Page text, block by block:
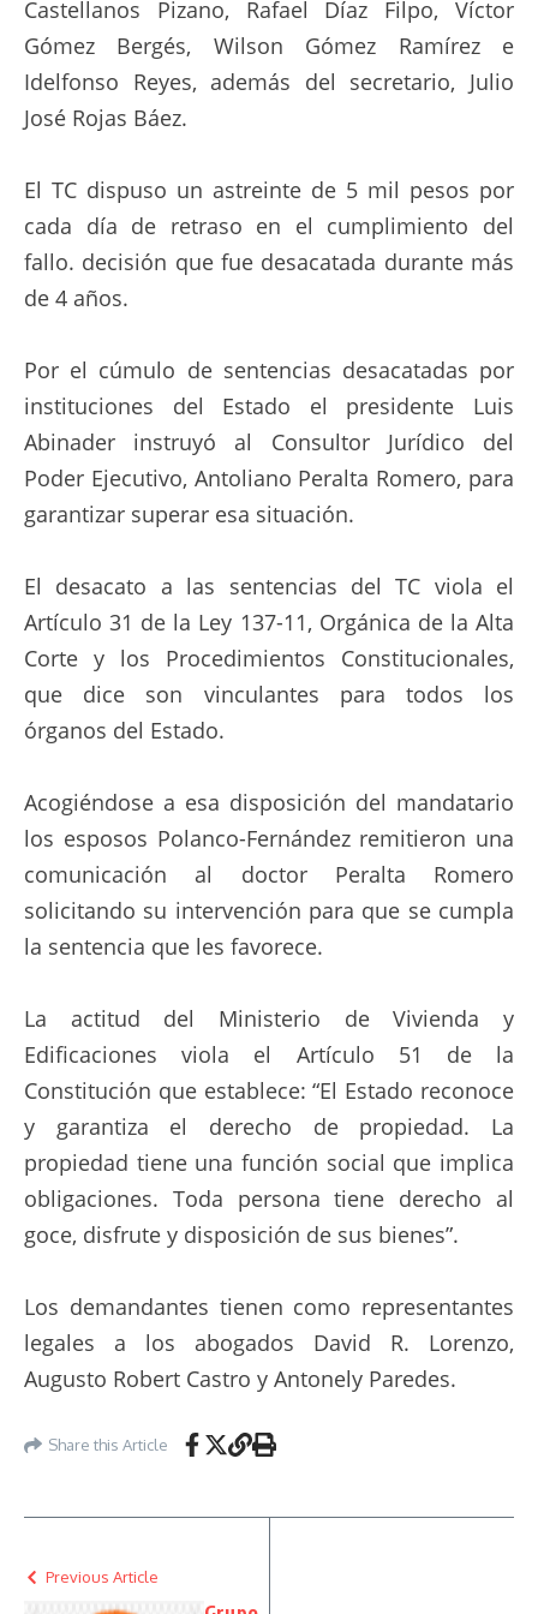
Castellanos Pizano, Rafael Díaz Filpo, Víctor
Gómez Bergés, Wilson Gómez Ramírez e
Idelfonso Reyes, además del secretario, Julio
José Rojas Báez.
El TC dispuso un astreinte de 5 mil pesos por
cada día de retraso en el cumplimiento del
fallo. decisión que fue desacatada durante más
de 4 años.
Por el cúmulo de sentencias desacatadas por
instituciones del Estado el presidente Luis
Abinader instruyó al Consultor Jurídico del
Poder Ejecutivo, Antoliano Peralta Romero, para
garantizar superar esa situación.
El desacato a las sentencias del TC viola el
Artículo 31 de la Ley 137-11, Orgánica de la Alta
Corte y los Procedimientos Constitucionales,
que dice son vinculantes para todos los
órganos del Estado.
Acogiéndose a esa disposición del mandatario
los esposos Polanco-Fernández remitieron una
comunicación al doctor Peralta Romero
solicitando su intervención para que se cumpla
la sentencia que les favorece.
La actitud del Ministerio de Vivienda y
Edificaciones viola el Artículo 51 de la
Constitución que establece: “El Estado reconoce
y garantiza el derecho de propiedad. La
propiedad tiene una función social que implica
obligaciones. Toda persona tiene derecho al
goce, disfrute y disposición de sus bienes”.
Los demandantes tienen como representantes
legales a los abogados David R. Lorenzo,
Augusto Robert Castro y Antonely Paredes.
Share this Article
Previous Article